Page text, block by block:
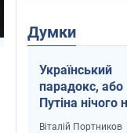
Думки
Український
парадокс,
Путіна нічого
вийшло з
Віталій Портников